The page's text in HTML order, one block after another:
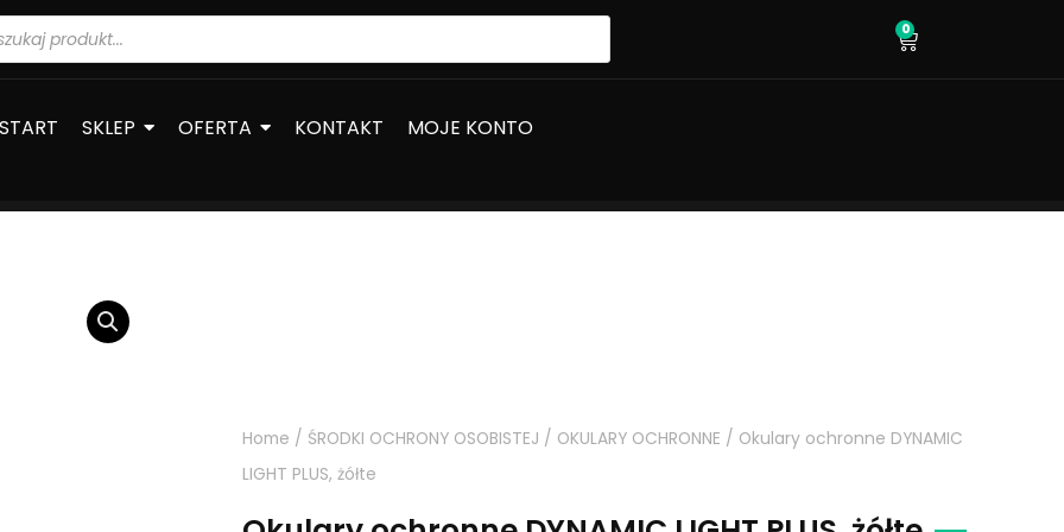
0 wózek
START SKLEP OFERTA KONTAKT MOJE KONTO
Home / ŚRODKI OCHRONY OSOBISTEJ / OKULARY OCHRONNE / Okulary ochronne DYNAMIC
LIGHT PLUS, żółte